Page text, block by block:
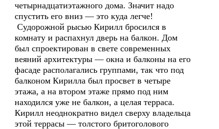
четырнадцатиэтажного дома. Значит надо
спустить его вниз — это куда легче!
Судорожной рысью Кирилл бросился в
комнату и распахнул дверь на балкон. Дом
был спроектирован в свете современных
веяний архитектуры — окна и балконы на его
фасаде располагались группами, так что под
балконом Кирилла был просвет в четыре
этажа, а на втором этаже прямо под ним
находился уже не балкон, а целая терраса.
Кирилл неоднократно видел сверху владельца
этой террасы — толстого бритоголового